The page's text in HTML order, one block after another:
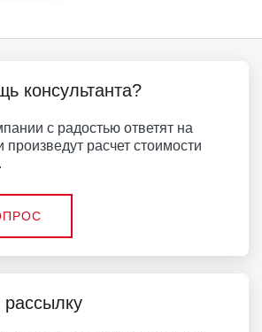
консультанта?
с радостью ответят на
расчет стоимости